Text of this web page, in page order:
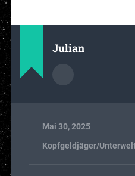
Julian
Mai 30, 2025
Kopfgeldjäger/